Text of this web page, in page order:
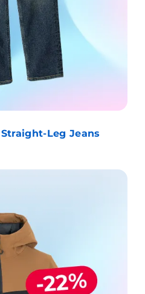
Leg Jeans